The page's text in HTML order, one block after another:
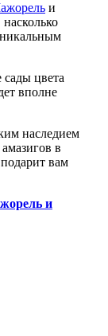
и
насколько
цвета
вполне
наследием
в
вам
и